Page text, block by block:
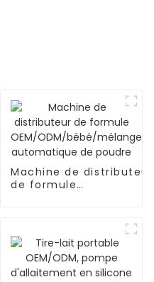
Machine de distributeur
de formule